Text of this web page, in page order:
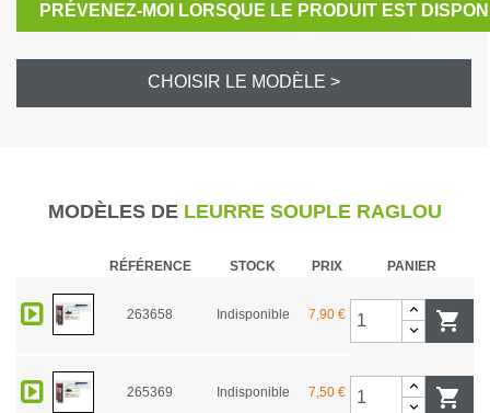
PRÉVENEZ-MOI LORSQUE LE PRODUIT EST
CHOISIR LE MODÈLE >
MODÈLES DE LEURRE SOUPLE RAGLOU
RÉFÉRENCE STOCK PRIX PANIER
263658 Indisponible 7,90 € 
265369 Indisponible 7,50 € 